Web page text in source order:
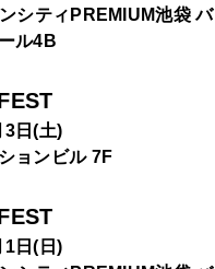
シティPREMIUM池袋 バ
ル4B
3日(土)
ョンビル 7F
1日(日)